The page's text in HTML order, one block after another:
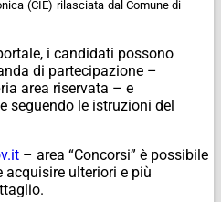
(CIE) rilasciata dal Comune di
i candidati possono
di partecipazione –
area riservata – e
seguendo le istruzioni del
– area “Concorsi” è possibile
acquisire ulteriori e più